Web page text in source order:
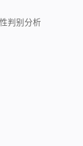
判别分析